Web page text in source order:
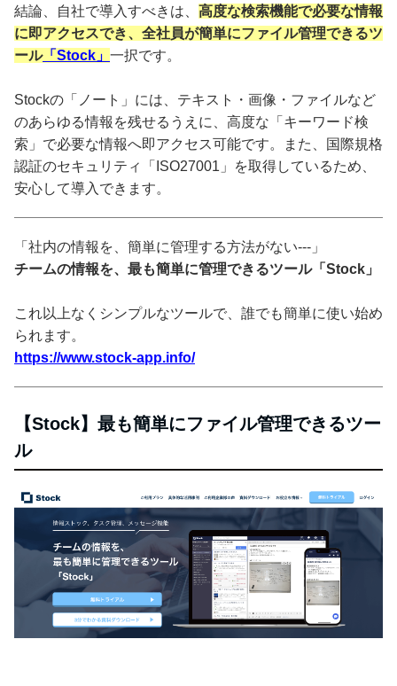
結論、自社で導入すべきは、 高度な検索機能で必要な情報
に即アクセスでき、全社員が簡単にファイル管理できるツ
ール「Stock」 一択です。
Stockの「ノート」には、テキスト・画像・ファイルなど
のあらゆる情報を残せるうえに、高度な「キーワード検
索」で必要な情報へ即アクセス可能です。また、国際規格
認証のセキュリティ「ISO27001」を取得しているため、
安心して導入できます。
「社内の情報を、簡単に管理する方法がない---」
チームの情報を、最も簡単に管理できるツール「Stock」
これ以上なくシンプルなツールで、誰でも簡単に使い始め
られます。
https://www.stock-app.info/
【Stock】最も簡単にファイル管理できるツー
ル